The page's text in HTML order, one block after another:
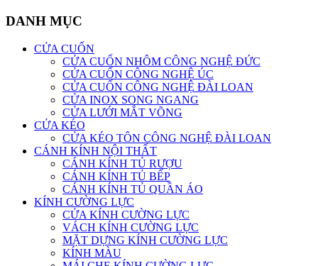
DANH MỤC
CỬA CUỐN
CỬA CUỐN NHÔM CÔNG NGHỆ ĐỨC
CỬA CUỐN CÔNG NGHỆ ÚC
CỬA CUỐN CÔNG NGHỆ ĐÀI LOAN
CỬA INOX SONG NGANG
CỬA LƯỚI MẮT VÕNG
CỬA KÉO
CỬA KÉO TÔN CÔNG NGHỆ ĐÀI LOAN
CÁNH KÍNH NỘI THẤT
CÁNH KÍNH TỦ RƯỢU
CÁNH KÍNH TỦ BẾP
CÁNH KÍNH TỦ QUẦN ÁO
KÍNH CƯỜNG LỰC
CỬA KÍNH CƯỜNG LỰC
VÁCH KÍNH CƯỜNG LỰC
MẶT DỰNG KÍNH CƯỜNG LỰC
KÍNH MÀU